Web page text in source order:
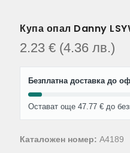
Купа опал Danny
2.23 € (4.36 лв.)
Безплатна доставка до
Остават още 47.77 € до
Каталожен номер: A4189